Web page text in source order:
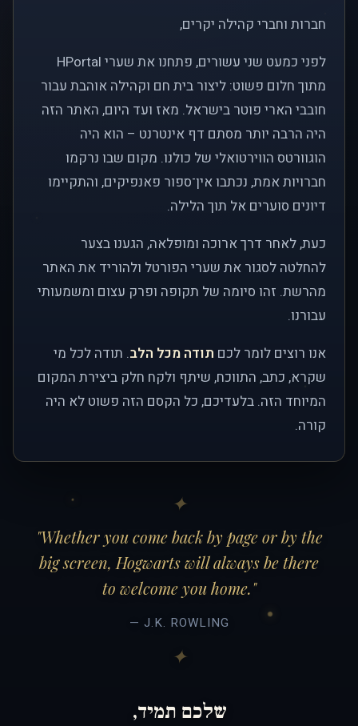
חברות וחברי קהילה יקרים,
לפני כמעט שני עשורים, פתחנו את שערי HPortal
מתוך חלום פשוט: ליצור בית חם וקהילה אוהבת עבור
חובבי הארי פוטר בישראל. מאז ועד היום, האתר הזה
היה הרבה יותר מסתם דף אינטרנט – הוא היה
הוגוורטס הווירטואלי של כולנו. מקום שבו נרקמו
חברויות אמת, נכתבו אין־ספור פאנפיקים, והתקיימו
דיונים סוערים אל תוך הלילה.
כעת, לאחר דרך ארוכה ומופלאה, הגענו בצער
להחלטה לסגור את שערי הפורטל ולהוריד את האתר
מהרשת. זהו סיומה של תקופה ופרק עצום ומשמעותי
עבורנו.
אנו רוצים לומר לכם תודה מכל הלב. תודה לכל מי
שקרא, כתב, התווכח, שיתף ולקח חלק ביצירת המקום
המיוחד הזה. בלעדיכם, כל הקסם הזה פשוט לא היה
קורה.
"Whether you come back by page or by the
big screen, Hogwarts will always be there
to welcome you home."
— J.K. ROWLING
שלכם תמיד,